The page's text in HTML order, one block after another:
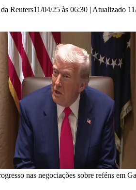
Reuters11/04/25 às 06:30 | Atualizado
nas negociações sobre reféns em